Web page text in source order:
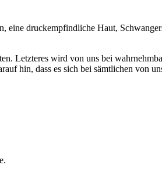
druckempfindliche Haut,
Letzteres wird von uns bei
hin, dass es sich bei sämtlichen von